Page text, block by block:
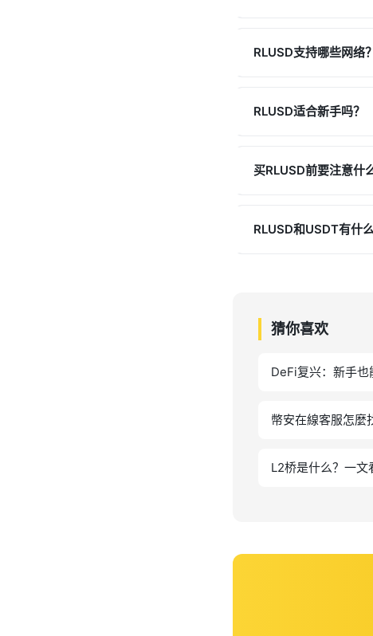
RLUSD支持哪些网络？
RLUSD适合新手吗？
买RLUSD前要注意什
RLUSD和USDT有什
猜你喜欢
DeFi复兴：新手
幣安在線客服怎麼
L2桥是什么？一